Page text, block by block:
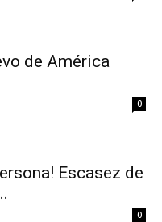
de América
0
Escasez de
0